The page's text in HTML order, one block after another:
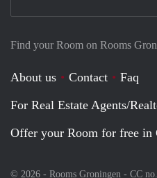
Find your Room on Rooms
About us Contact
Faq
For Real Estate Agents/
Offer your Room for free in
© 2026 - Rooms Groningen - CC